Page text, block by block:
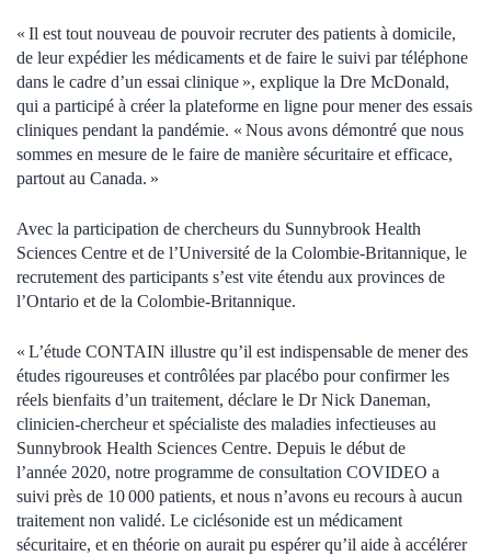
« Il est tout nouveau de pouvoir recruter des patients à domicile,
de leur expédier les médicaments et de faire le suivi par téléphone
dans le cadre d’un essai clinique », explique la Dre McDonald,
qui a participé à créer la plateforme en ligne pour mener des essais
cliniques pendant la pandémie. « Nous avons démontré que nous
sommes en mesure de le faire de manière sécuritaire et efficace,
partout au Canada. »
Avec la participation de chercheurs du Sunnybrook Health
Sciences Centre et de l’Université de la Colombie-Britannique, le
recrutement des participants s’est vite étendu aux provinces de
l’Ontario et de la Colombie-Britannique.
« L’étude CONTAIN illustre qu’il est indispensable de mener des
études rigoureuses et contrôlées par placébo pour confirmer les
réels bienfaits d’un traitement, déclare le Dr Nick Daneman,
clinicien-chercheur et spécialiste des maladies infectieuses au
Sunnybrook Health Sciences Centre. Depuis le début de
l’année 2020, notre programme de consultation COVIDEO a
suivi près de 10 000 patients, et nous n’avons eu recours à aucun
traitement non validé. Le ciclésonide est un médicament
sécuritaire, et en théorie on aurait pu espérer qu’il aide à accélérer